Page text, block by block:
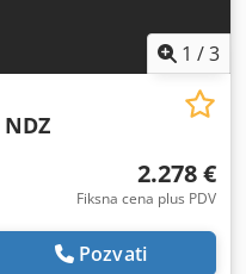
1 /3
NDZ
2.278 €
Fiksna cena plus PDV
Pozvati